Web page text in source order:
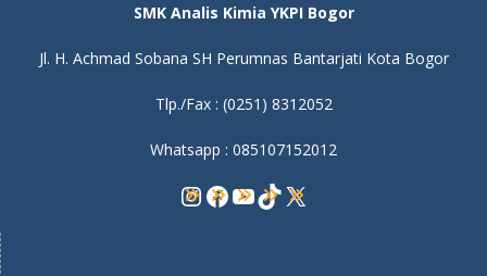
SMK Analis Kimia YKPI Bogor
Jl. H. Achmad Sobana SH Perumnas Bantarjati Kota Bogor
Tlp./Fax : (0251) 8312052
Whatsapp : 085107152012
Instagram
Facebook
YouTube
TikTok
X